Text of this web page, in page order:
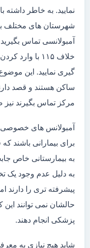
نمایید. به خاطر داشته
شهرستان های مختلف
آمبولانسی تماس
خلاف ۱۱۵ با
گیری نمایید. این
مرکز تماس بگیرند
آمبولانس های خصوصی
برای بیمارانی باشند
به بیمارستانی خاص
به دلیل عدم وجود یک
پیشرفته تری را دارند
حالشان نمی توانند
پزشکی انجام دهند.
شاید هیچ نیازی به